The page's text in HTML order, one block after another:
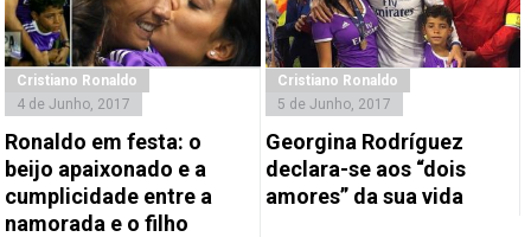
Cristiano Ronaldo
4 de Junho, 2017
Ronaldo em festa: o
beijo apaixonado e a
cumplicidade entre a
namorada e o filho
Cristiano Ronaldo
5 de Junho, 2017
Georgina Rodríguez
declara-se aos “dois
amores” da sua vida